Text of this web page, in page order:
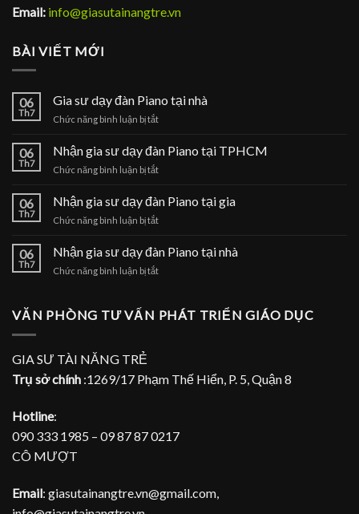
Email: info@giasutainangtre.vn
BÀI VIẾT MỚI
06
Th7
Gia sư dạy đàn Piano tại nhà
Chức năng bình luận bị tắtở
đàn
tại
06
Th7
Nhận gia sư dạy đàn Piano tại TPHCM
Chức năng bình luận bị tắtở
gia
dạy
Piano
06
Th7
Nhận gia sư dạy đàn Piano tại gia
Chức năng bình luận bị tắtở
gia
dạy
tại
06
Th7
Nhận gia sư dạy đàn Piano tại nhà
Chức năng bình luận bị tắtở
sư
nhà
VĂN PHÒNG TƯ VẤN PHÁT TRIỂN GIÁO DỤC
GIA SƯ TÀI NĂNG TRẺ
Trụ sở chính :1269/17 Phạm Thế Hiển, P. 5, Quận 8
Hotline:
090 333 1985 – 09 87 87 0217
CÔ MƯỢT
Email: giasutainangtre.vn@gmail.com,